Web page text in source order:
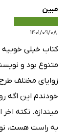
مبین
۱۴۰۱/۰۹/۰۸
کتاب خیلی
متنوع بود و
زوایای مختلف
خودندم این اگه
میندازه. نکته
به راست هست،